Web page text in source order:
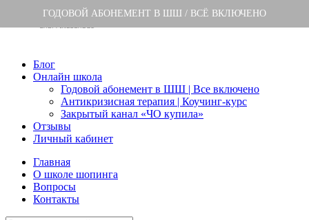
ГОДОВОЙ АБОНЕМЕНТ В ШШ / ВСЁ ВКЛЮЧЕНО
Блог
Онлайн школа
Годовой абонемент в ШШ | Все включено
Антикризисная терапия | Коучинг-курс
Закрытый канал «ЧО купила»
Отзывы
Личный кабинет
Главная
О школе шопинга
Вопросы
Контакты